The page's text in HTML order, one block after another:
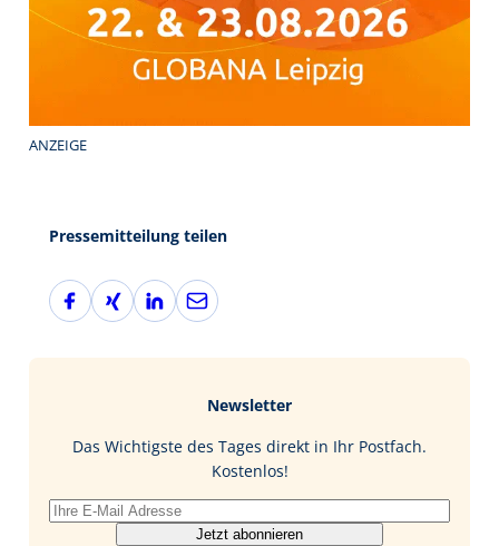
ANZEIGE
Pressemitteilung teilen
F
a
X
i
L
i
I
E
-
Newsletter
Das Wichtigste des Tages direkt in Ihr Postfach.
Kostenlos!
Jetzt abonnieren